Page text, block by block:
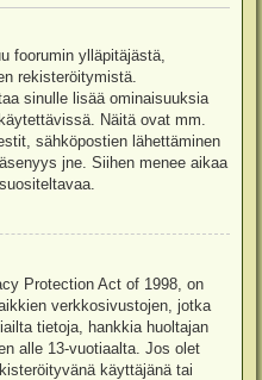
foorumin ylläpitäjästä,
rekisteröitymistä.
sinulle lisää ominaisuuksia
Näitä ovat mm.
sähköpostien lähettäminen
jne. Siihen menee aikaa
Protection Act of 1998, on
verkkosivustojen, jotka
tietoja, hankkia huoltajan
alle 13-vuotiaalta. Jos olet
käyttäjänä tai